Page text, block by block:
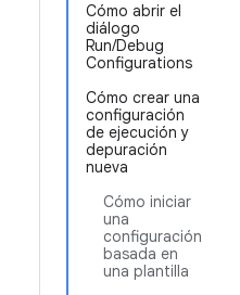
Cómo abrir el
diálogo
Run/Debug
Configurations
Cómo crear una
configuración
de ejecución y
depuración
nueva
Cómo iniciar
una
configuración
basada en
una plantilla